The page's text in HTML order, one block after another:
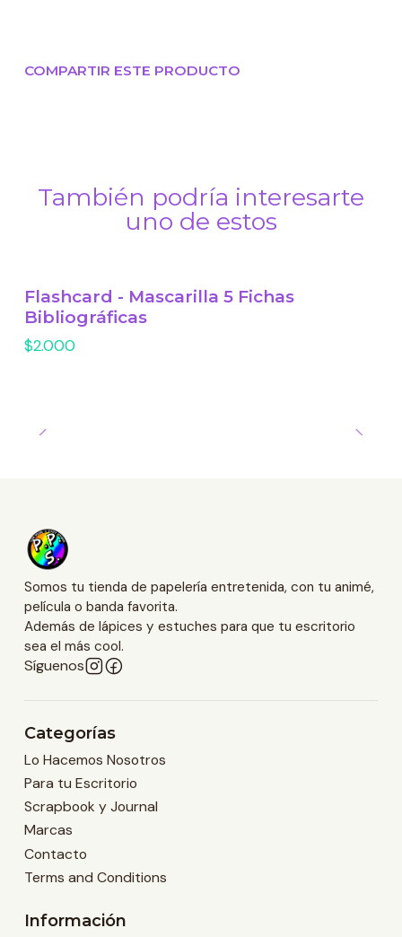
COMPARTIR ESTE PRODUCTO
También podría interesarte
uno de estos
Flashcard - Mascarilla 5 Fichas
Bibliográficas
$2.000
Somos tu tienda de papelería entretenida, con tu animé,
película o banda favorita.
Además de lápices y estuches para que tu escritorio
sea el más cool.
Síguenos
Categorías
Lo Hacemos Nosotros
Para tu Escritorio
Scrapbook y Journal
Marcas
Contacto
Terms and Conditions
Información